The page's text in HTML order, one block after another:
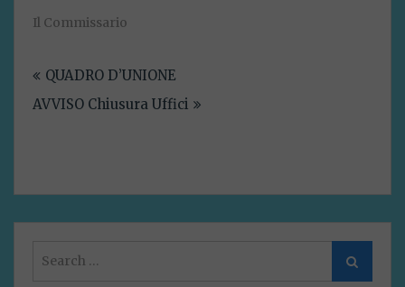
Il Commissario
articoli
QUADRO D’UNIONE
AVVISO Chiusura Uffici
for:
Search